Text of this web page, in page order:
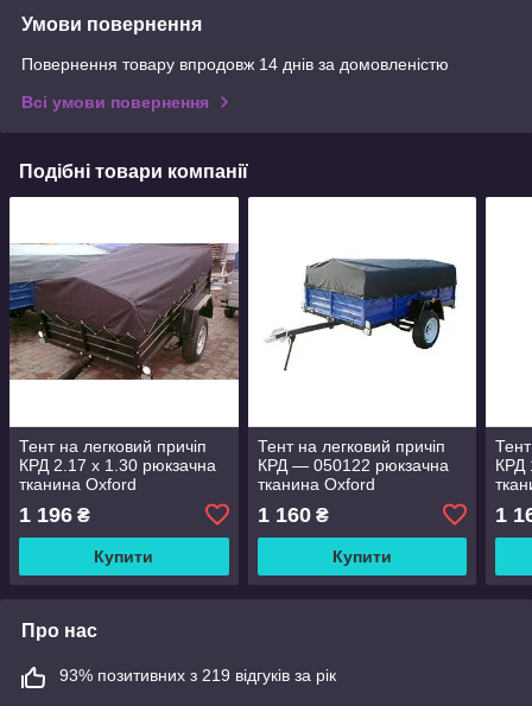
Умови повернення
Повернення товару впродовж 14 днів за домовленістю
Всі умови повернення
Подібні товари компанії
Тент на легковий причіп
КРД 2.17 х 1.30 рюкзачна
тканина Oxford
1 196 ₴
Купити
Тент на легковий причіп
КРД — 050122 рюкзачна
тканина Oxford
1 160₴
Купити
КРД
1
Про нас
93% позитивних з 219 відгуків за рік